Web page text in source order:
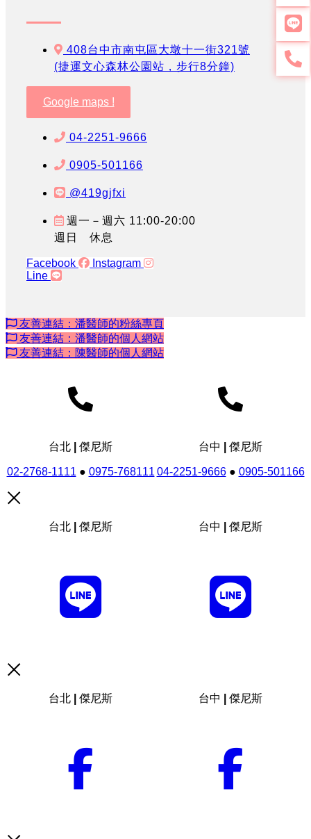
408台中市南屯區大墩十一街321號
(捷運文心森林公園站，步行8分鐘)
Google maps !
04-2251-9666
0905-501166
@419gjfxi
週一－週六 11:00-20:00
週日 休息
Facebook
Instagram
Line
友善連結：潘醫師的粉絲專頁
友善連結：潘醫師的個人網站
友善連結：陳醫師的個人網站
台北 | 傑尼斯
02-2768-1111 ● 0975-768111
台中 | 傑尼斯
04-2251-9666● 0905-501166
台北 | 傑尼斯 台中 | 傑尼斯
台北 | 傑尼斯 台中 | 傑尼斯